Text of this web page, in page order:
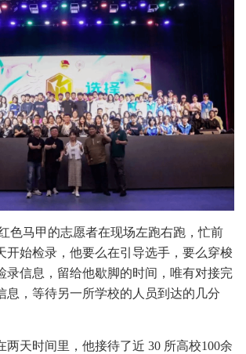
色马甲的志愿者在现场左跑右跑，忙前
开始检录，他要么在引导选手，要么穿梭
录信息，留给他歇脚的时间，唯有对接完
息，等待另一所学校的人员到达的几分
两天时间里，他接待了近 30 所高校100余